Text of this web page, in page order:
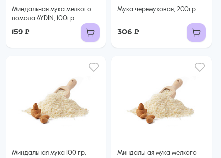
Миндальная мука мелкого
помола AYDIN, 100гр
159 ₽
Мука черемуховая, 200гр
306 ₽
Миндальная мука 100 гр,
Миндальная мука мелкого